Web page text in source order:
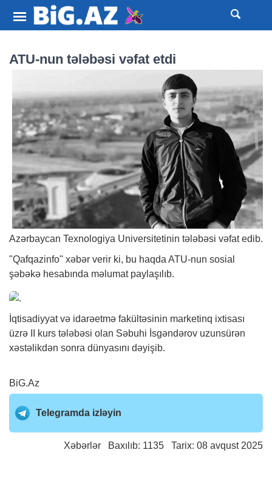
ATU-nun tələbəsi vəfat etdi
Azərbaycan Texnologiya Universitetinin tələbəsi vəfat edib.
"Qafqazinfo" xəbər verir ki, bu haqda ATU-nun sosial
şəbəkə hesabında məlumat paylaşılıb.
İqtisadiyyat və idarəetmə fakültəsinin marketinq ixtisası
üzrə II kurs tələbəsi olan Səbuhi İsgəndərov uzunsürən
xəstəlikdən sonra dünyasını dəyişib.
BiG.Az
Telegramda izləyin
Xəbərlər Baxılıb: 1135 Tarix: 08 avqust 2025